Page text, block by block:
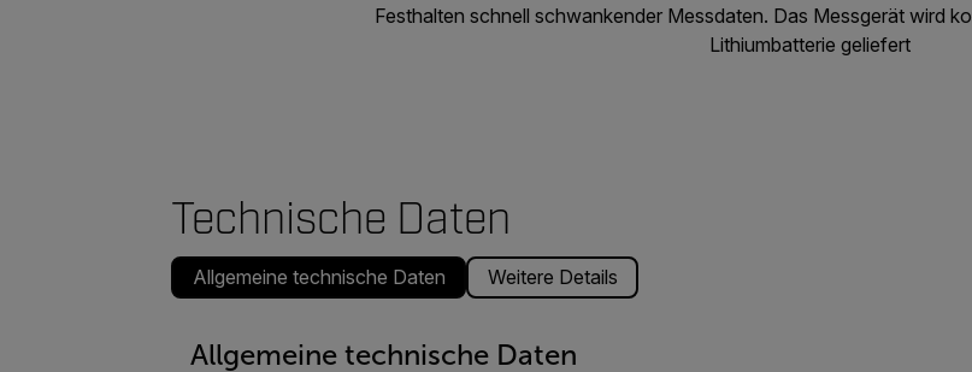
Festhalten schnell schwankender Messdaten. Das Messgerät wird
Lithiumbatterie geliefert
Technische Daten
Allgemeine technische Daten Weitere Details
Allgemeine technische Daten